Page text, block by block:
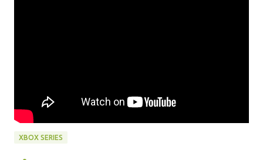
XBOX SERIES